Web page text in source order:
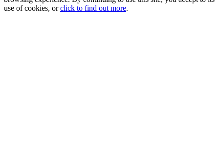
use of cookies, orclick to find out more.